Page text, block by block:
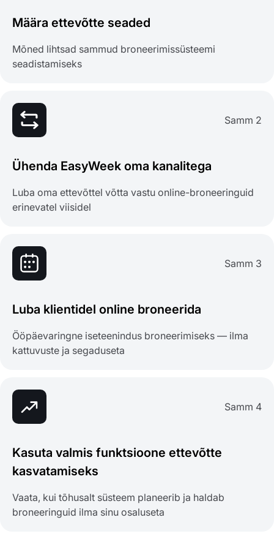
Määra ettevõtte seaded
Mõned lihtsad sammud broneerimissüsteemi
seadistamiseks
Samm 2
Ühenda EasyWeek oma kanalitega
Luba oma ettevõttel võtta vastu online-broneeringuid
erinevatel viisidel
Samm 3
Luba klientidel online broneerida
Ööpäevaringne iseteenindus broneerimiseks — ilma
kattuvuste ja segaduseta
Samm 4
Kasuta valmis funktsioone ettevõtte
kasvatamiseks
Vaata, kui tõhusalt süsteem planeerib ja haldab
broneeringuid ilma sinu osaluseta